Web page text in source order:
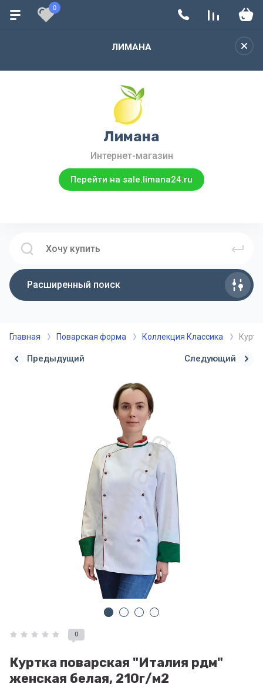
ЛИМАНА
0
Лимана
Интернет-магазин
Перейти на sale.limana24.ru
Расширенный поиск
Главная Поварская форма Коллекция Классика
Предыдущий Следующий
0
Куртка поварская "Италия рдм"
женская белая, 210г/м2